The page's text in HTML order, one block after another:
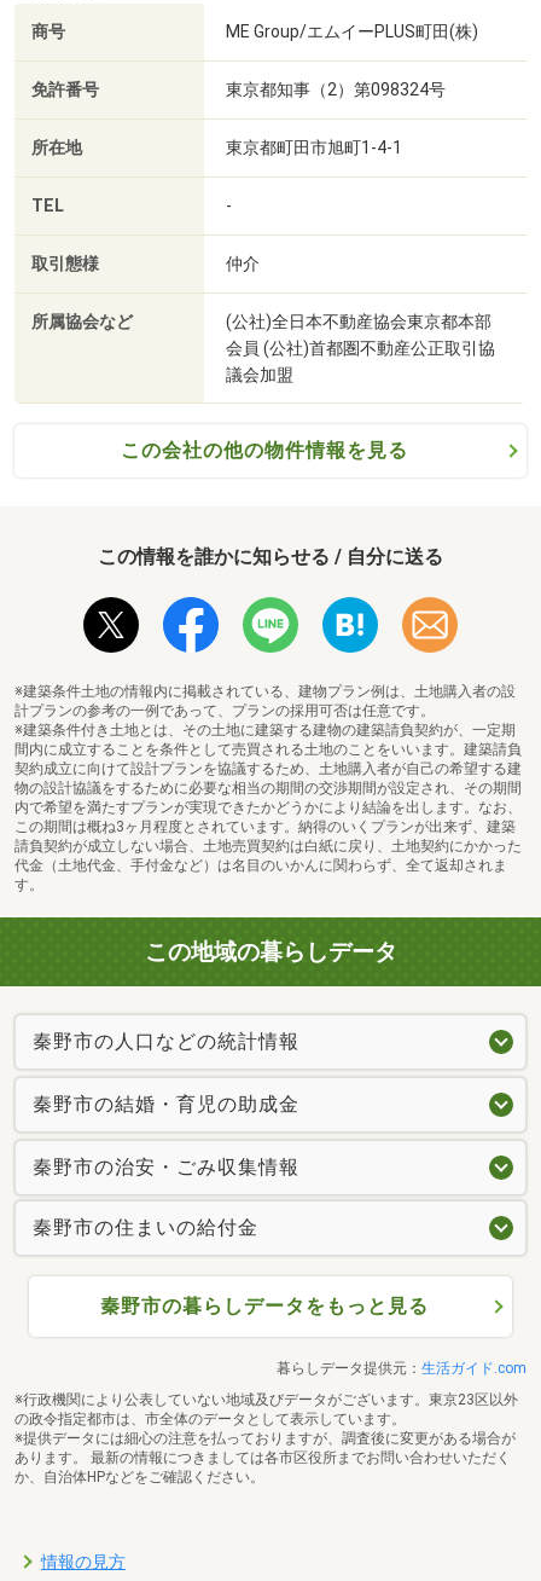
商号 ME Group/エムイーPLUS町田(株)
免許番号 東京都知事（2）第098324号
所在地 東京都町田市旭町1-4-1
TEL -
取引態様 仲介
所属協会など
(公社)全日本不動産協会東京都本部
会員 (公社)首都圏不動産公正取引協
議会加盟
この会社の他の物件情報を見る
この情報を誰かに知らせる / 自分に送る
※建築条件土地の情報内に掲載されている、建物プラン例は、土地購入者の設
計プランの参考の一例であって、プランの採用可否は任意です。
※建築条件付き土地とは、その土地に建築する建物の建築請負契約が、一定期
間内に成立することを条件として売買される土地のことをいいます。建築請負
契約成立に向けて設計プランを協議するため、土地購入者が自己の希望する建
物の設計協議をするために必要な相当の期間の交渉期間が設定され、その期間
内で希望を満たすプランが実現できたかどうかにより結論を出します。なお、
この期間は概ね3ヶ月程度とされています。納得のいくプランが出来ず、建築
請負契約が成立しない場合、土地売買契約は白紙に戻り、土地契約にかかった
代金（土地代金、手付金など）は名目のいかんに関わらず、全て返却されま
す。
この地域の暮らしデータ
秦野市の人口などの統計情報
秦野市の結婚・育児の助成金
秦野市の治安・ごみ収集情報
秦野市の住まいの給付金
秦野市の暮らしデータをもっと見る
暮らしデータ提供元： 生活ガイド.com
※行政機関により公表していない地域及びデータがございます。東京23区以外
の政令指定都市は、市全体のデータとして表示しています。
※提供データには細心の注意を払っておりますが、調査後に変更がある場合が
あります。 最新の情報につきましては各市区役所までお問い合わせいただく
か、自治体HPなどをご確認ください。
情報の見方